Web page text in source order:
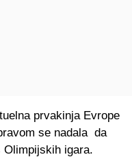
prvakinja Evrope
se nadala da
Olimpijskih igara.